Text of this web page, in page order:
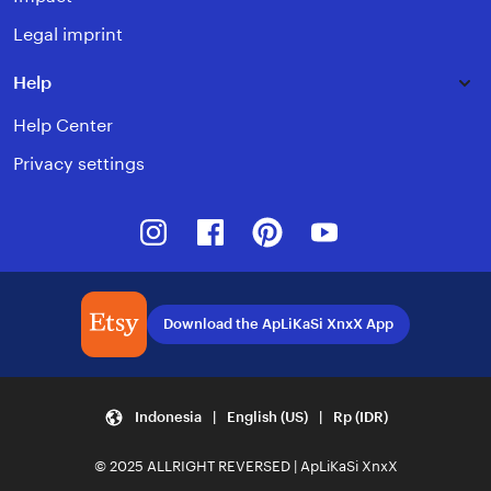
Legal imprint
Help
Help Center
Privacy settings
InstagramFacebookPinterest
Download the ApLiKaSi XnxX App
Indonesia | English (US) | Rp (IDR)
© 2025 ALLRIGHT REVERSED | ApLiKaSi XnxX